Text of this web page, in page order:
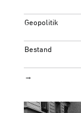
Geopolitik
Bestand
→